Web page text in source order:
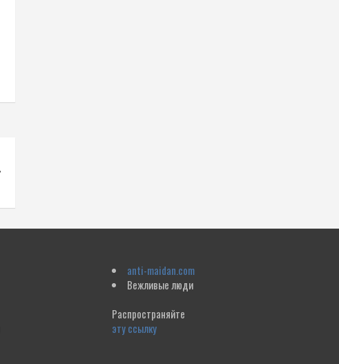
anti-maidan.com
Вежливые люди
Распространяйте
эту ссылку